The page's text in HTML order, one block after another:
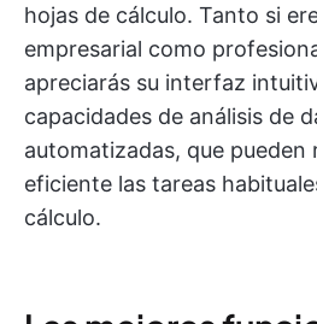
hojas de cálculo. Tanto si
empresarial como
apreciarás su interfaz
capacidades de análisis de
automatizadas, que pueden
eficiente las tareas
cálculo.